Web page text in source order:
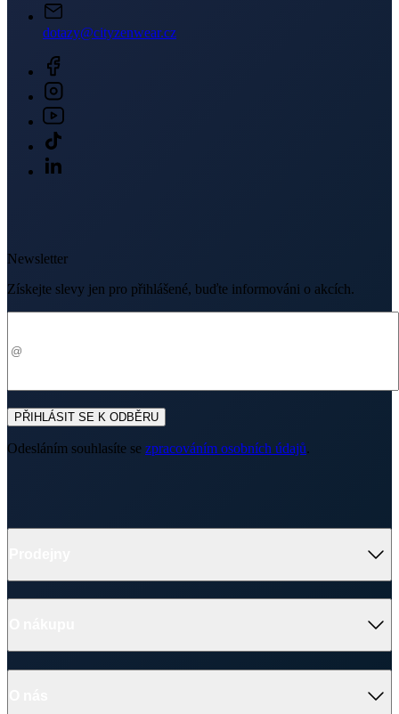
dotazy@cityzenwear.cz
Newsletter
Získejte slevy jen pro přihlášené, buďte informováni o akcích.
PŘIHLÁSIT SE K ODBĚRU
Odesláním souhlasíte se zpracováním osobních údajů.